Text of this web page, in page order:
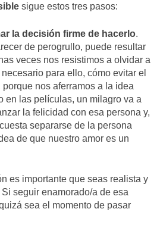
sigue estos tres pasos:
la decisión firme de hacerlo.
de perogrullo, puede resultar
veces nos resistimos a olvidar a
para ello, cómo evitar el
nos aferramos a la idea
en las películas, un milagro va a
la felicidad con esa persona y,
separarse de la persona
de que nuestro amor es un
es importante que seas realista y
seguir enamorado/a de esa
sea el momento de pasar